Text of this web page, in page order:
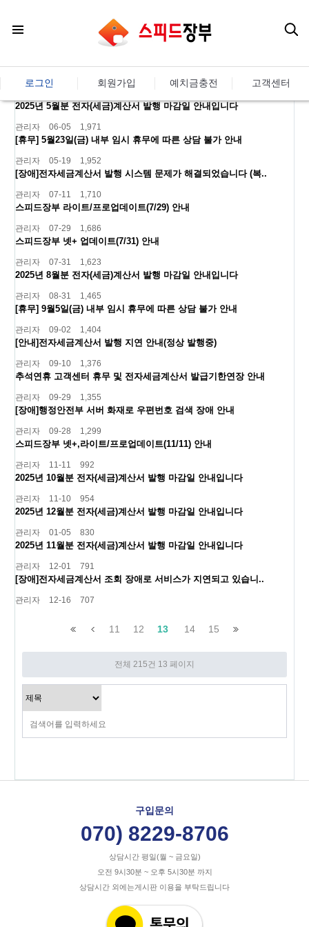
로그인 회원가입 예치금충전 고객센터
2025년 5월분 전자(세금)계산서 발행 마감일 안내입니다
관리자 06-05 1,971
[휴무] 5월23일(금) 내부 임시 휴무에 따른 상담 불가 안내
관리자 05-19 1,952
[장애]전자세금계산서 발행 시스템 문제가 해결되었습니다 (복..
관리자 07-11 1,710
스피드장부 라이트/프로업데이트(7/29) 안내
관리자 07-29 1,686
스피드장부 넷+ 업데이트(7/31) 안내
관리자 07-31 1,623
2025년 8월분 전자(세금)계산서 발행 마감일 안내입니다
관리자 08-31 1,465
[휴무] 9월5일(금) 내부 임시 휴무에 따른 상담 불가 안내
관리자 09-02 1,404
[안내]전자세금계산서 발행 지연 안내(정상 발행중)
관리자 09-10 1,376
추석연휴 고객센터 휴무 및 전자세금계산서 발급기한연장 안내
관리자 09-29 1,355
[장애]행정안전부 서버 화재로 우편번호 검색 장애 안내
관리자 09-28 1,299
스피드장부 넷+,라이트/프로업데이트(11/11) 안내
관리자 11-11 992
2025년 10월분 전자(세금)계산서 발행 마감일 안내입니다
관리자 11-10 954
2025년 12월분 전자(세금)계산서 발행 마감일 안내입니다
관리자 01-05 830
2025년 11월분 전자(세금)계산서 발행 마감일 안내입니다
관리자 12-01 791
[장애]전자세금계산서 조회 장애로 서비스가 지연되고 있습니..
관리자 12-16 707
11 12 13 14 15
전체 215건 13 페이지
구입문의
070) 8229-8706
상담시간 평일(월 ~ 금요일)
오전 9시30분 ~ 오후 5시30분 까지
상담시간 외에는게시판 이용을 부탁드립니다